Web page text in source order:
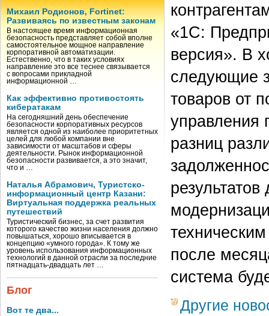
Михаил Родионов, Fortinet:
Развиваясь по известным законам
В настоящее время информационная
безопасность представляет собой вполне
самостоятельное мощное направление
корпоративной автоматизации.
Естественно, что в таких условиях
направление это все теснее связывается
с вопросами прикладной
информационной …
Как эффективно противостоять
кибератакам
На сегодняшний день обеспечение
безопасности корпоративных ресурсов
является одной из наиболее приоритетных
целей для любой компании вне
зависимости от масштабов и сферы
деятельности. Рынок информационной
безопасности развивается, а это значит,
что и …
Наталья Абрамович, Туристско-
информационный центр Казани:
Виртуальная поддержка реальных
путешествий
Туристический бизнес, за счет развития
которого качество жизни населения должно
повышаться, хорошо вписывается в
концепцию «умного города». К тому же
уровень использования информационных
технологий в данной отрасли за последние
пятнадцать-двадцать лет …
Блог
Вот те два...
«1C:
версия». В
следующие
товаров от
управления
разниц
после
система
Другие